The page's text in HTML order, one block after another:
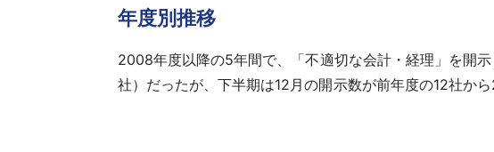
年度別推移
2008年度以降の5年間で、「不適切な会計・経理」を開
社）だったが、下半期は12月の開示数が前年度の12社か